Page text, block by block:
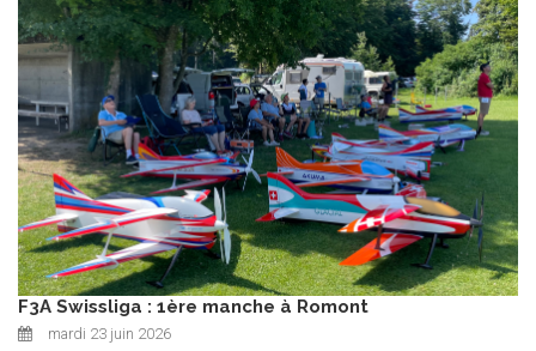
F3A Swissliga : 1ère manche à Romont
mardi 23 juin 2026